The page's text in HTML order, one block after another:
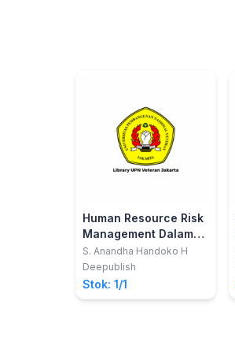
Human Resource Risk
Management Dalam
Era Revolusi Industri
4.0
S. Anandha Handoko H
Deepublish
Stok: 1/1